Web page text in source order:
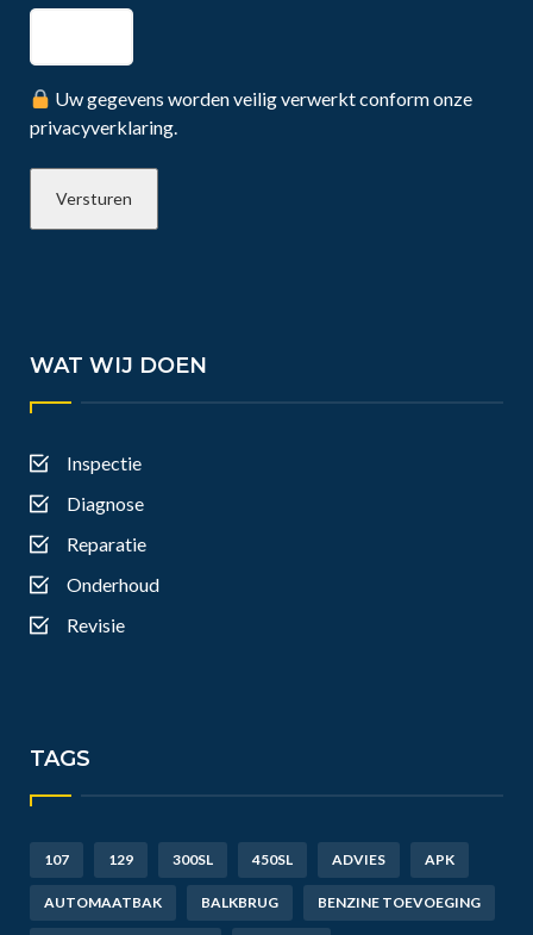
Uw gegevens worden veilig verwerkt conform onze
privacyverklaring.
WAT WIJ DOEN
Inspectie
Diagnose
Reparatie
Onderhoud
Revisie
TAGS
107 129 300SL 450SL ADVIES APK
AUTOMAATBAK BALKBRUG BENZINE TOEVOEGING